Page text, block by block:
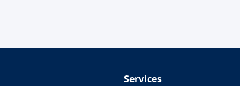
Services